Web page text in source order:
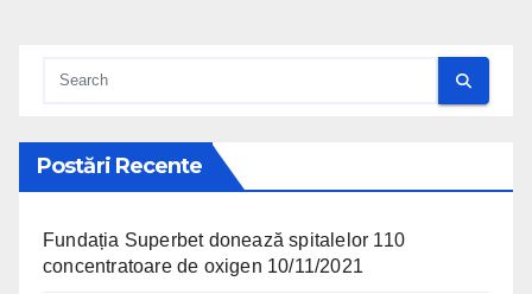
Postări Recente
Fundația Superbet donează spitalelor 110
concentratoare de oxigen 10/11/2021